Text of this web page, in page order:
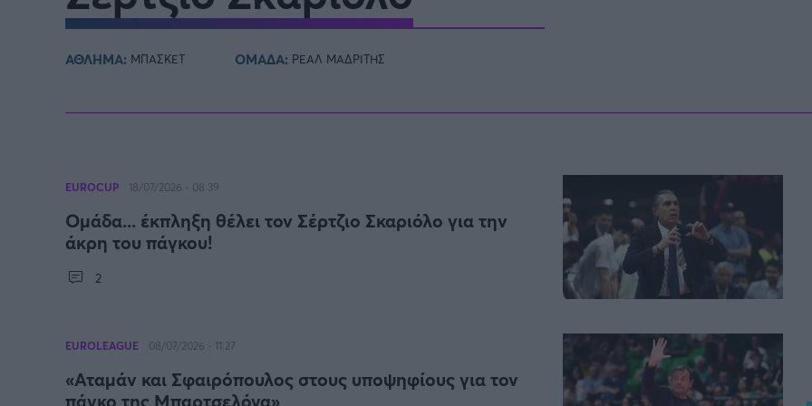
ΑΘΛΗΜΑ: ΜΠΑΣΚΕΤ ΟΜΑΔΑ: ΡΕΑΛ ΜΑΔΡΙΤΗΣ
EUROCUP 18/07/2026 - 08:39
Ομάδα... έκπληξη θέλει τον Σέρτζιο Σκαριόλο για την
άκρη του πάγκου!
2
EUROLEAGUE 08/07/2026 - 11:27
«Αταμάν και Σφαιρόπουλος στους υποψηφίους για τον
πάγκο της Μπαρτσελόνα»